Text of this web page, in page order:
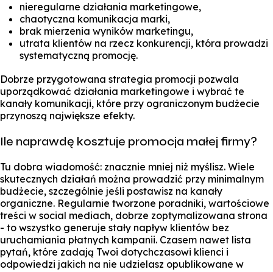
nieregularne działania marketingowe,
chaotyczna komunikacja marki,
brak mierzenia wyników marketingu,
utrata klientów na rzecz konkurencji, która prowadzi
systematyczną promocję.
Dobrze przygotowana strategia promocji pozwala
uporządkować działania marketingowe i wybrać te
kanały komunikacji, które przy ograniczonym budżecie
przynoszą największe efekty.
Ile naprawdę kosztuje promocja małej firmy?
Tu dobra wiadomość: znacznie mniej niż myślisz. Wiele
skutecznych działań można prowadzić przy minimalnym
budżecie, szczególnie jeśli postawisz na kanały
organiczne. Regularnie tworzone poradniki, wartościowe
treści w social mediach, dobrze zoptymalizowana strona
- to wszystko generuje stały napływ klientów bez
uruchamiania płatnych kampanii. Czasem nawet lista
pytań, które zadają Twoi dotychczasowi klienci i
odpowiedzi jakich na nie udzielasz opublikowane w